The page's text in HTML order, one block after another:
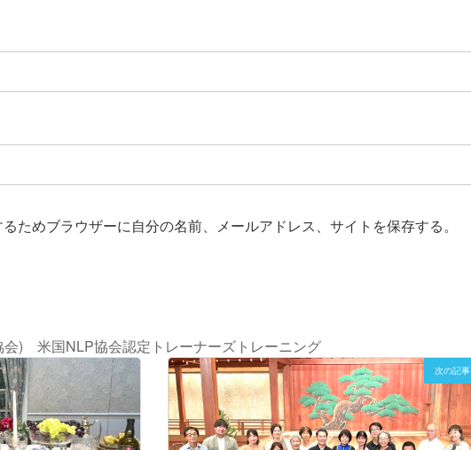
ためブラウザーに自分の名前、メールアドレス、サイトを保存する。
会) 米国NLP協会認定トレーナーズトレーニング
次の記事